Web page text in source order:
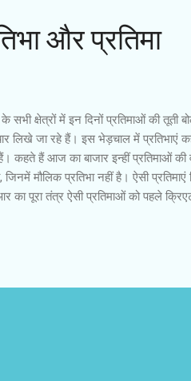
और प्रतिमा
सभी क्षेत्रों में इन दिनों प्रतिमाओं की
लिखे जा रहे हैं। इस भेड़चाल में प्रतिभाएं
कहते हैं आज का बाजार इन्हीं प्रतिमाओं
मौलिक प्रतिभा नहीं है। ऐसी
का पूरा तंत्र ऐसी प्रतिमाओं को पहले
है कि क्या सचमुच पाठक ऐसे स्टार्सं के बारे